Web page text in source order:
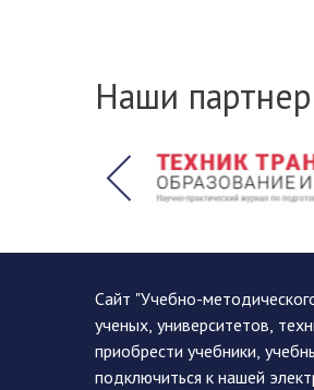
Наши
Сайт "Учебно-
ученых, университетов,
приобрести учебники,
подключиться к нашей